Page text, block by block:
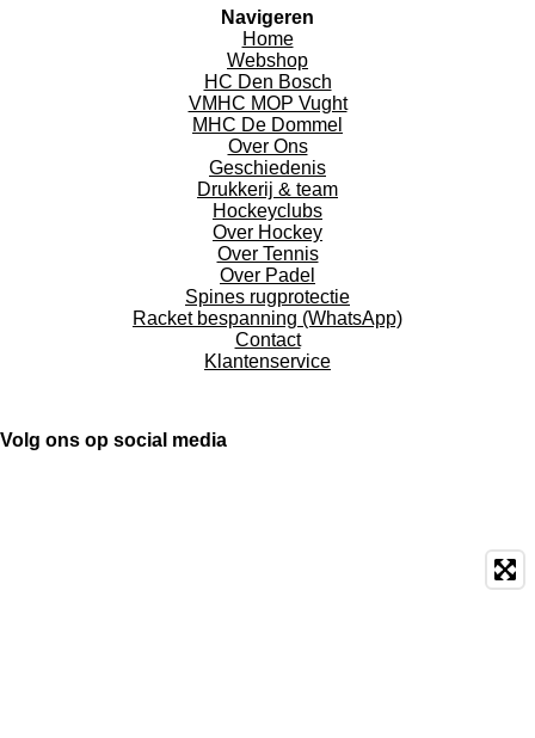
Navigeren
Home
Webshop
HC Den Bosch
VMHC MOP Vught
MHC De Dommel
Over Ons
Geschiedenis
Drukkerij & team
Hockeyclubs
Over Hockey
Over Tennis
Over Padel
Spines rugprotectie
Racket bespanning (WhatsApp)
Contact
Klantenservice
Volg ons op social media